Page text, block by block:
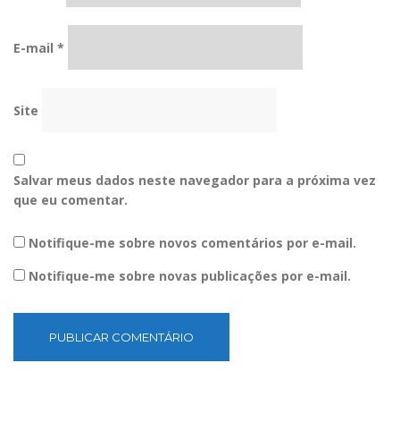
E-mail *
Site
Salvar meus dados neste navegador para a próxima vez
que eu comentar.
Notifique-me sobre novos comentários por e-mail.
Notifique-me sobre novas publicações por e-mail.